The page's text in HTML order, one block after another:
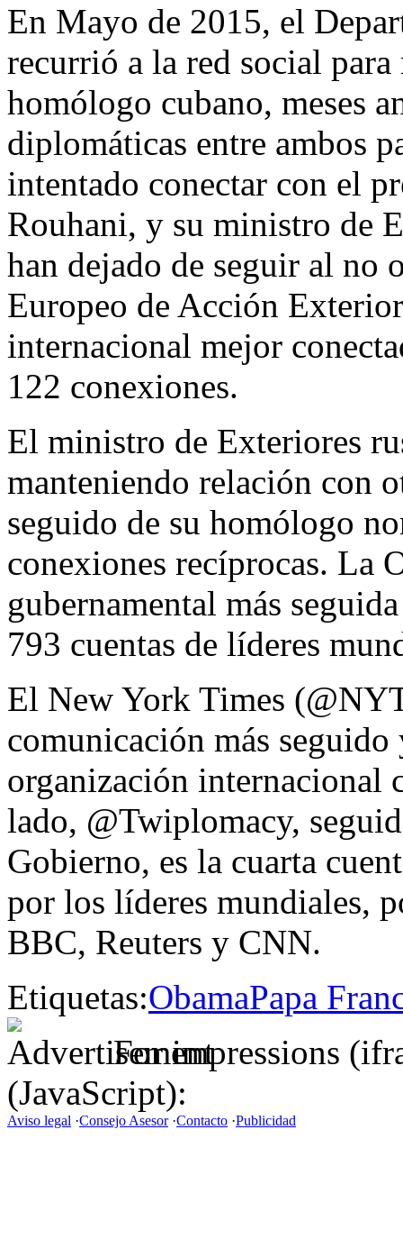
En Mayo de 2015, el
recurrió a la red social para
homólogo cubano, meses
diplomáticas entre ambos
intentado conectar con el
Rouhani, y su ministro de
han dejado de seguir al no
Europeo de Acción
internacional mejor
122 conexiones.
El ministro de Exteriores
manteniendo relación con
seguido de su homólogo
conexiones recíprocas. La
gubernamental más
793 cuentas de líderes
El New York Times
comunicación más
organización internacional
lado, @Twiplomacy,
Gobierno, es la cuarta
por los líderes mundiales,
BBC, Reuters y CNN.
Etiquetas:ObamaPapa
For impressions
(JavaScript):
Aviso legal ·Consejo Asesor·Contacto ·Publicidad